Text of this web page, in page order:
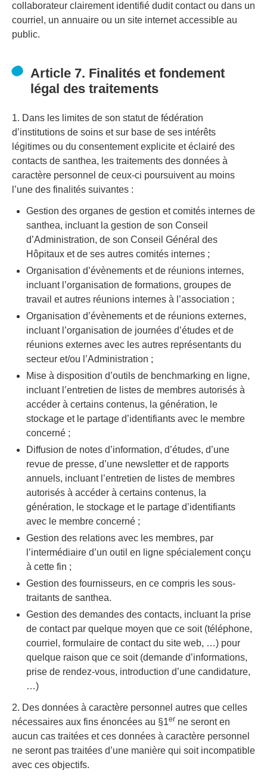
collaborateur clairement identifié dudit contact ou dans un
courriel, un annuaire ou un site internet accessible au
public.
Article 7. Finalités et fondement
légal des traitements
1. Dans les limites de son statut de fédération
d’institutions de soins et sur base de ses intérêts
légitimes ou du consentement explicite et éclairé des
contacts de santhea, les traitements des données à
caractère personnel de ceux-ci poursuivent au moins
l’une des finalités suivantes :
Gestion des organes de gestion et comités internes de
santhea, incluant la gestion de son Conseil
d’Administration, de son Conseil Général des
Hôpitaux et de ses autres comités internes ;
Organisation d’évènements et de réunions internes,
incluant l’organisation de formations, groupes de
travail et autres réunions internes à l’association ;
Organisation d’évènements et de réunions externes,
incluant l’organisation de journées d’études et de
réunions externes avec les autres représentants du
secteur et/ou l’Administration ;
Mise à disposition d’outils de benchmarking en ligne,
incluant l’entretien de listes de membres autorisés à
accéder à certains contenus, la génération, le
stockage et le partage d’identifiants avec le membre
concerné ;
Diffusion de notes d’information, d’études, d’une
revue de presse, d’une newsletter et de rapports
annuels, incluant l’entretien de listes de membres
autorisés à accéder à certains contenus, la
génération, le stockage et le partage d’identifiants
avec le membre concerné ;
Gestion des relations avec les membres, par
l’intermédiaire d’un outil en ligne spécialement conçu
à cette fin ;
Gestion des fournisseurs, en ce compris les sous-
traitants de santhea.
Gestion des demandes des contacts, incluant la prise
de contact par quelque moyen que ce soit (téléphone,
courriel, formulaire de contact du site web, …) pour
quelque raison que ce soit (demande d’informations,
prise de rendez-vous, introduction d’une candidature,
…)
2. Des données à caractère personnel autres que celles
nécessaires aux fins énoncées au §1er ne seront en
aucun cas traitées et ces données à caractère personnel
ne seront pas traitées d’une manière qui soit incompatible
avec ces objectifs.